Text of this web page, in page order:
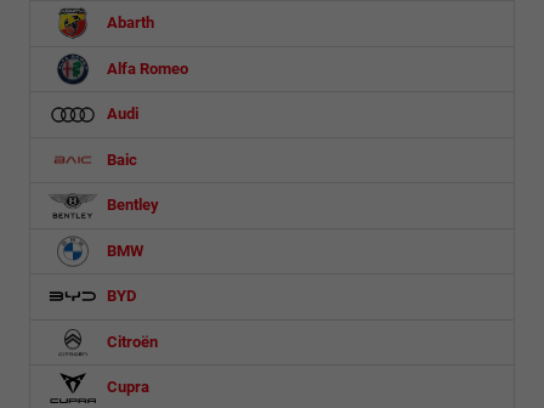
Abarth
Alfa Romeo
Audi
Baic
Bentley
BMW
BYD
Citroën
Cupra